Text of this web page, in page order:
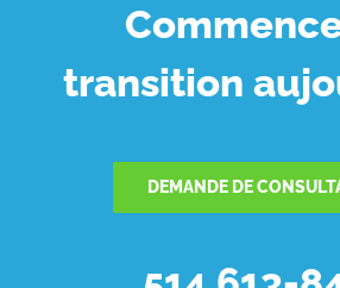
transition
DEMANDE DE